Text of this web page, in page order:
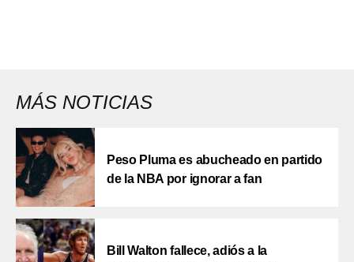
MÁS NOTICIAS
Peso Pluma es abucheado en partido
de la NBA por ignorar a fan
Bill Walton fallece, adiós a la